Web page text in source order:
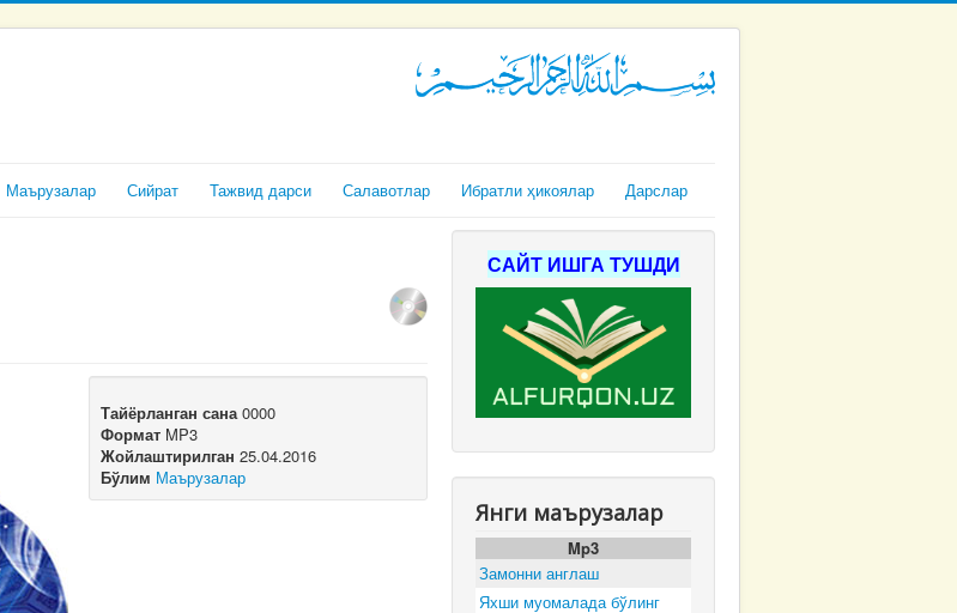
Маърузалар Сийрат Тажвид дарси Салавотлар Ибратли ҳикоялар Дарслар
Тайёрланган сана 0000
Формат MP3
Жойлаштирилган 25.04.2016
Бўлим Маърузалар
САЙТ ИШГА ТУШДИ
Янги маърузалар
Mp3
Замонни англаш
Яхши муомалада бўлинг